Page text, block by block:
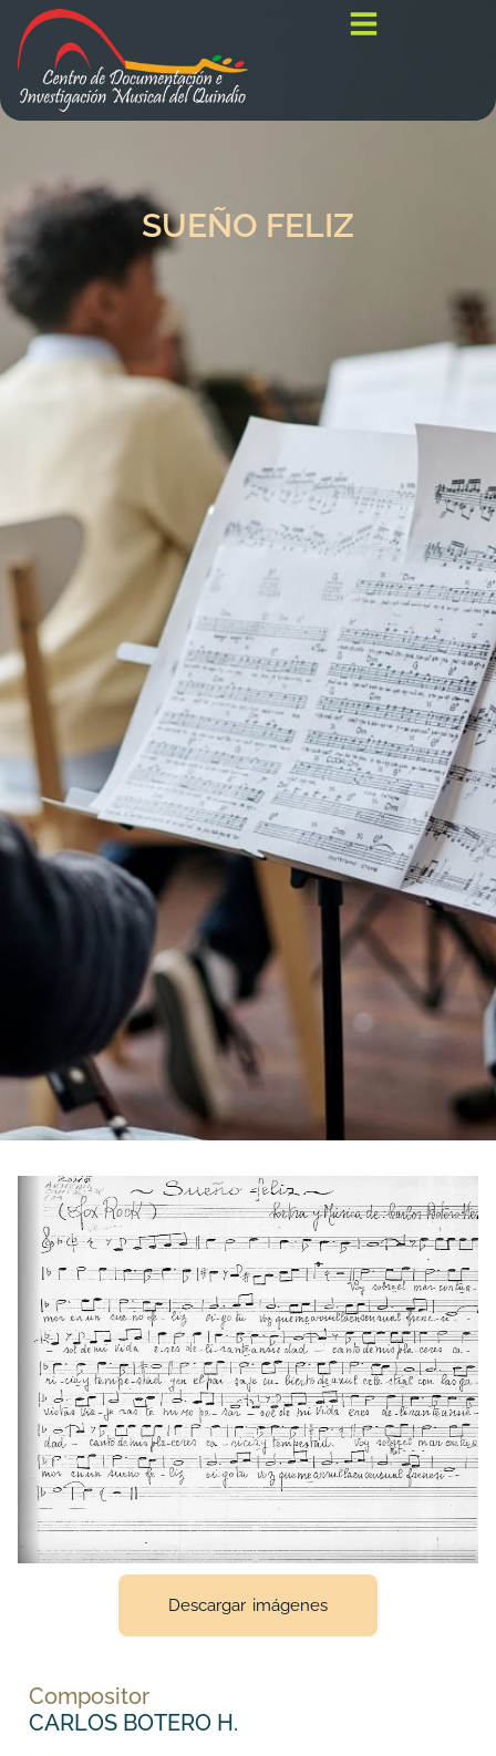
SUEÑO FELIZ
Descargar imágenes
Compositor
CARLOS BOTERO H.